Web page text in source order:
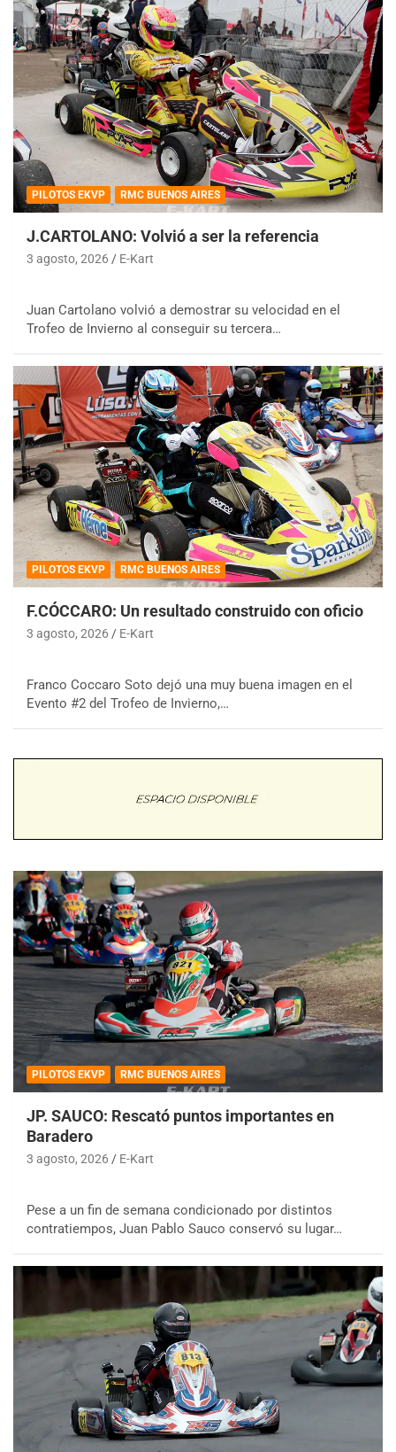
PILOTOS EKVP RMC BUENOS AIRES
J.CARTOLANO: Volvió a ser la referencia
3 agosto, 2026 E-Kart
Juan Cartolano volvió a demostrar su velocidad en el
Trofeo de Invierno al conseguir su tercera…
PILOTOS EKVP RMC BUENOS AIRES
F.CÓCCARO: Un resultado construido con oficio
3 agosto, 2026 E-Kart
Franco Coccaro Soto dejó una muy buena imagen en el
Evento #2 del Trofeo de Invierno,…
PILOTOS EKVP RMC BUENOS AIRES
JP. SAUCO: Rescató puntos importantes en
Baradero
3 agosto, 2026 E-Kart
Pese a un fin de semana condicionado por distintos
contratiempos, Juan Pablo Sauco conservó su lugar…